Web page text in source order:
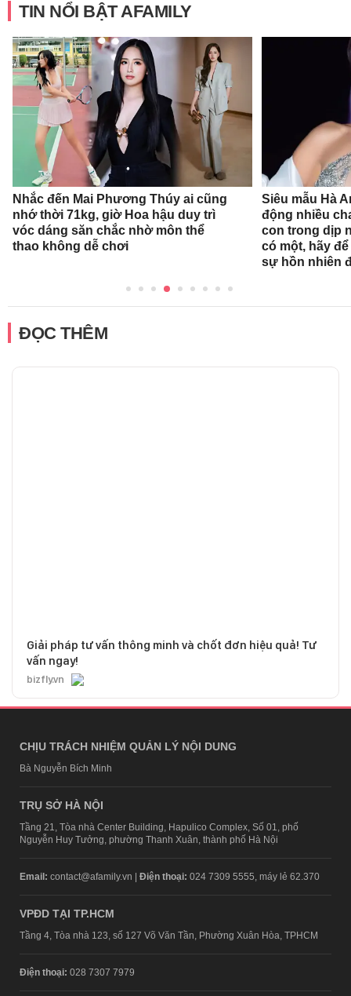
TIN NỔI BẬT AFAMILY
Nhắc đến Mai Phương Thúy ai cũng
nhớ thời 71kg, giờ Hoa hậu duy trì
vóc dáng săn chắc nhờ môn thể
thao không dễ chơi
Siêu mẫu Hà
động nhiều
con trong dịp
có một, hãy
sự hồn nhiên
ĐỌC THÊM
Giải pháp tư vấn thông minh và chốt đơn hiệu quả! Tư
vấn ngay!
bizfly.vn
CHỊU TRÁCH NHIỆM QUẢN LÝ NỘI DUNG
Bà Nguyễn Bích Minh
TRỤ SỞ HÀ NỘI
Tầng 21, Tòa nhà Center Building, Hapulico Complex, Số 01, phố
Nguyễn Huy Tưởng, phường Thanh Xuân, thành phố Hà Nội
Email: contact@afamily.vn | Điện thoại: 024 7309 5555, máy lẻ 62.370
VPĐD TẠI TP.HCM
Tầng 4, Tòa nhà 123, số 127 Võ Văn Tần, Phường Xuân Hòa, TPHCM
Điện thoại: 028 7307 7979